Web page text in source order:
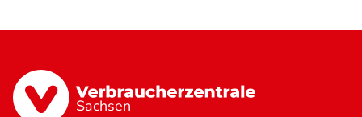
Sachsen